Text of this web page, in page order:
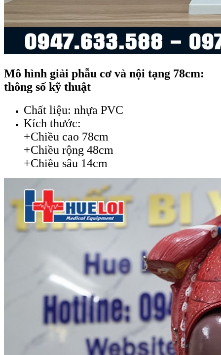
Mô hình giải phẫu cơ và nội tạng 78cm:
thông số kỹ thuật
Chất liệu: nhựa PVC
Kích thước:
+Chiều cao 78cm
+Chiều rộng 48cm
+Chiều sâu 14cm